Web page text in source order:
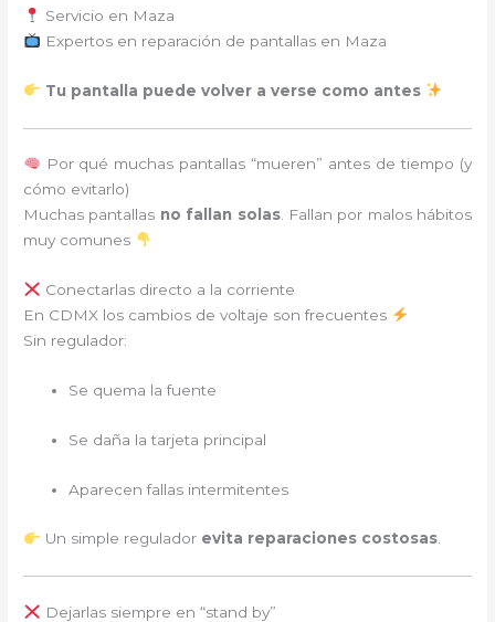
Servicio en Maza
Expertos en reparación de pantallas en Maza
Tu pantalla puede volver a verse como antes
Por qué muchas pantallas “mueren” antes de tiempo (y
cómo evitarlo)
Muchas pantallas no fallan solas. Fallan por malos hábitos
muy comunes
Conectarlas directo a la corriente
En CDMX los cambios de voltaje son frecuentes
Sin regulador:
Se quema la fuente
Se daña la tarjeta principal
Aparecen fallas intermitentes
Un simple regulador evita reparaciones costosas.
Dejarlas siempre en “stand by”